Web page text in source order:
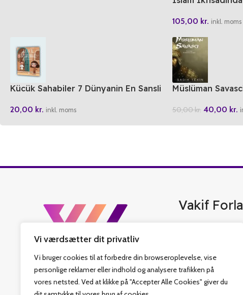
Vi værdsætter dit privatliv
Vi bruger cookies til at forbedre din browseroplevelse, vise
personlige reklamer eller indhold og analysere trafikken på
vores netsted. Ved at klikke på "Accepter Alle Cookies" giver du
105,00 kr. inkl. moms
Kücük Sahabiler 7 Dünyanin En Sansli
20,00 kr. inkl. moms
Müslüman
50,00kr. 40,00 kr.
Vakif
Vakif Forlag er
bedste tyrkisk
islamiske bøger, er
har også fastlagt at
som sit hovedmål.
Religiøs Fonds